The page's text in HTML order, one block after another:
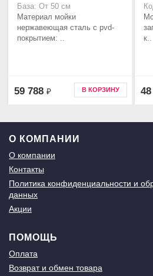
База: От 50 см
Материал мойки
нержавеющая сталь c pvd-
покрытием: ..
59 788 ₽ В КОРЗИНУ
к..
О КОМПАНИИ
О компании
Контакты
Политика конфиденциальности и
данных
Акции
ПОМОЩЬ
Оплата
Возврат и обмен товара